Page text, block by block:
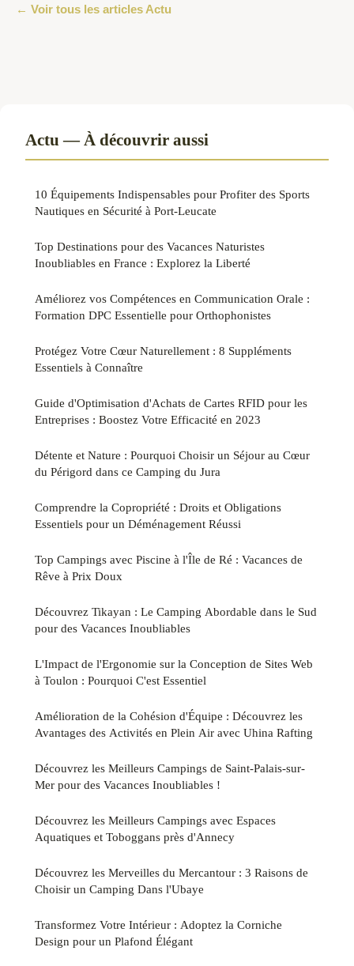
← Voir tous les articles Actu
Actu — À découvrir aussi
10 Équipements Indispensables pour Profiter des Sports
Nautiques en Sécurité à Port-Leucate
Top Destinations pour des Vacances Naturistes
Inoubliables en France : Explorez la Liberté
Améliorez vos Compétences en Communication Orale :
Formation DPC Essentielle pour Orthophonistes
Protégez Votre Cœur Naturellement : 8 Suppléments
Essentiels à Connaître
Guide d'Optimisation d'Achats de Cartes RFID pour les
Entreprises : Boostez Votre Efficacité en 2023
Détente et Nature : Pourquoi Choisir un Séjour au Cœur
du Périgord dans ce Camping du Jura
Comprendre la Copropriété : Droits et Obligations
Essentiels pour un Déménagement Réussi
Top Campings avec Piscine à l'Île de Ré : Vacances de
Rêve à Prix Doux
Découvrez Tikayan : Le Camping Abordable dans le Sud
pour des Vacances Inoubliables
L'Impact de l'Ergonomie sur la Conception de Sites Web
à Toulon : Pourquoi C'est Essentiel
Amélioration de la Cohésion d'Équipe : Découvrez les
Avantages des Activités en Plein Air avec Uhina Rafting
Découvrez les Meilleurs Campings de Saint-Palais-sur-
Mer pour des Vacances Inoubliables !
Découvrez les Meilleurs Campings avec Espaces
Aquatiques et Toboggans près d'Annecy
Découvrez les Merveilles du Mercantour : 3 Raisons de
Choisir un Camping Dans l'Ubaye
Transformez Votre Intérieur : Adoptez la Corniche
Design pour un Plafond Élégant